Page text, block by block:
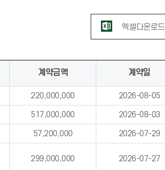
엑셀다운로드
계약금액 계약일
220,000,000 2026-08-05
517,000,000 2026-08-03
57,200,000 2026-07-29
299,000,000 2026-07-27